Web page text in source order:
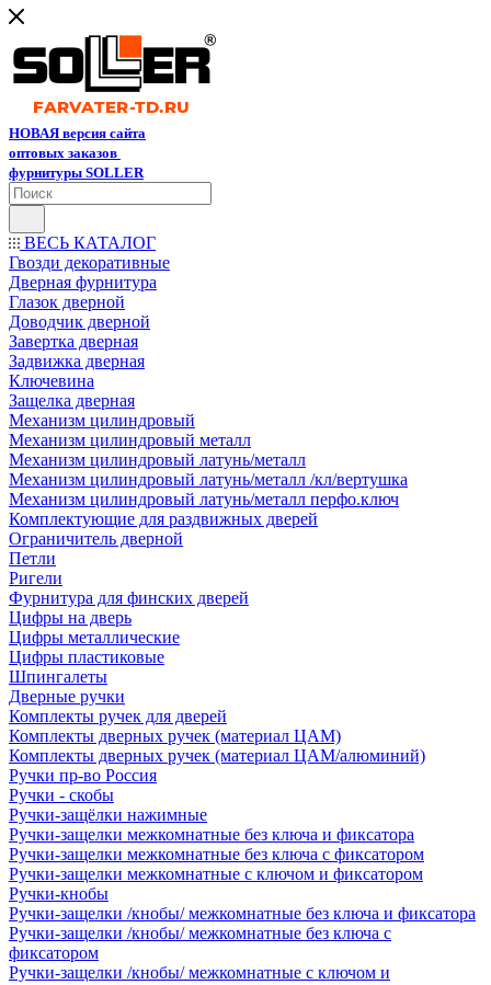
НОВАЯ версия сайта
оптовых заказов
фурнитуры SOLLER
ВЕСЬ КАТАЛОГ
Гвозди декоративные
Дверная фурнитура
Глазок дверной
Доводчик дверной
Завертка дверная
Задвижка дверная
Ключевина
Защелка дверная
Механизм цилиндровый
Механизм цилиндровый металл
Механизм цилиндровый латунь/металл
Механизм цилиндровый латунь/металл /кл/вертушка
Механизм цилиндровый латунь/металл перфо.ключ
Комплектующие для раздвижных дверей
Ограничитель дверной
Петли
Ригели
Фурнитура для финских дверей
Цифры на дверь
Цифры металлические
Цифры пластиковые
Шпингалеты
Дверные ручки
Комплекты ручек для дверей
Комплекты дверных ручек (материал ЦАМ)
Комплекты дверных ручек (материал ЦАМ/алюминий)
Ручки пр-во Россия
Ручки - скобы
Ручки-защёлки нажимные
Ручки-защелки межкомнатные без ключа и фиксатора
Ручки-защелки межкомнатные без ключа с фиксатором
Ручки-защелки межкомнатные с ключом и фиксатором
Ручки-кнобы
Ручки-защелки /кнобы/ межкомнатные без ключа и фиксатора
Ручки-защелки /кнобы/ межкомнатные без ключа с
фиксатором
Ручки-защелки /кнобы/ межкомнатные с ключом и